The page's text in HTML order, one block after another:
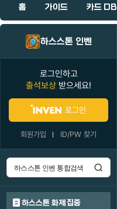
홈 가이드 카드 DB
하스스톤 인벤
로그인하고
출석보상 받으세요!
로그인
회원가입 ID/PW 찾기
하스스톤 화제 집중